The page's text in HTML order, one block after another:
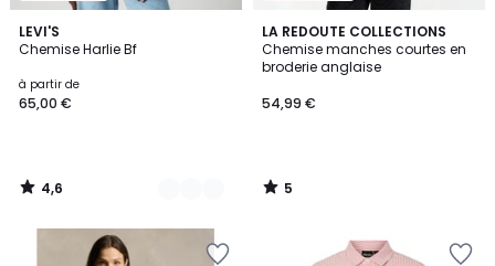
LEVI'S
Chemise Harlie Bf
à partir de
65,00 €
4,6
/ 5
2
Couleurs
4,6
/
LA REDOUTE COLLECTIONS
Chemise manches courtes en
broderie anglaise
54,99 €
5
/
5
5
/